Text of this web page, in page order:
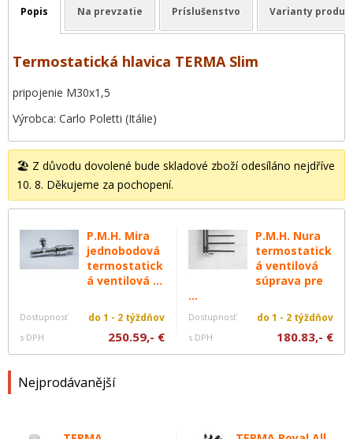
🏖️ Z důvodu dovolené bude skladové zboží odesíláno nejdříve
10. 8. Děkujeme za pochopení.
P.M.H. Mira
jednobodová
termostatick
á ventilová ...
Dostupnosť do 1 - 2 týždňov
s DPH 250.59,- €
P.M.H. Nura
termostatick
á ventilová
súprava pre
...
Dostupnosť do 1 - 2 týždňov
s DPH 180.83,- €
Nejprodávanější
Popis Na prevzatie Príslušenstvo Varianty
Termostatická hlavica TERMA Slim
pripojenie M30x1,5
Výrobca: Carlo Poletti (Itálie)